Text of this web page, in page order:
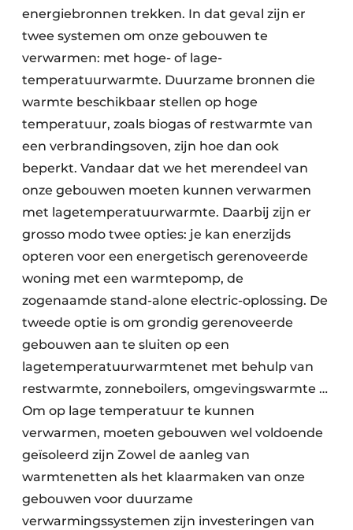
energiebronnen trekken. In dat geval zijn er
twee systemen om onze gebouwen te
verwarmen: met hoge- of lage-
temperatuurwarmte. Duurzame bronnen die
warmte beschikbaar stellen op hoge
temperatuur, zoals biogas of restwarmte van
een verbrandingsoven, zijn hoe dan ook
beperkt. Vandaar dat we het merendeel van
onze gebouwen moeten kunnen verwarmen
met lagetemperatuurwarmte. Daarbij zijn er
grosso modo twee opties: je kan enerzijds
opteren voor een energetisch gerenoveerde
woning met een warmtepomp, de
zogenaamde stand-alone electric-oplossing. De
tweede optie is om grondig gerenoveerde
gebouwen aan te sluiten op een
lagetemperatuurwarmtenet met behulp van
restwarmte, zonneboilers, omgevingswarmte …
Om op lage temperatuur te kunnen
verwarmen, moeten gebouwen wel voldoende
geïsoleerd zijn Zowel de aanleg van
warmtenetten als het klaarmaken van onze
gebouwen voor duurzame
verwarmingssystemen zijn investeringen van